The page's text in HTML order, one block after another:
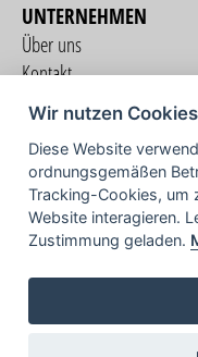
UNTERNEHMEN
Über uns
Kontakt
Nutzungsbedingungen
Datenschutzerklärung
Impressum
Wir nutzen Cookies
Diese Website
ordnungsgemäßen
Tracking-Cookies, um
Website interagieren.
Zustimmung geladen.